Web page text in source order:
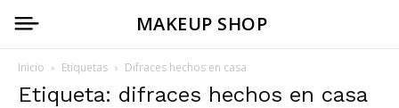
MAKEUP SHOP
Inicio Etiquetas Difraces hechos en casa
Etiqueta: difraces hechos en casa